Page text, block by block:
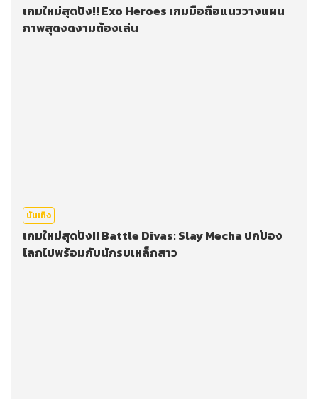
เกมใหม่สุดปัง!! Exo Heroes เกมมือถือแนววางแผน
ภาพสุดงดงามต้องเล่น
บันเทิง
เกมใหม่สุดปัง!! Battle Divas: Slay Mecha ปกป้อง
โลกไปพร้อมกับนักรบเหล็กสาว